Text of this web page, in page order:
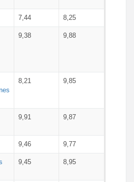
7,44 8,25
9,38 9,88
8,21 9,85
9,91 9,87
9,46 9,77
9,45 8,95